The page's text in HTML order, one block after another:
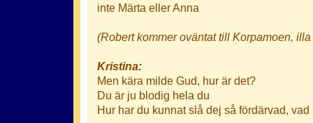
inte Märta eller Anna
(Robert kommer oväntat till Korpamoen,
Kristina:
Men kära milde Gud, hur är det?
Du är ju blodig hela du
Hur har du kunnat slå dej så fördärvad, vad